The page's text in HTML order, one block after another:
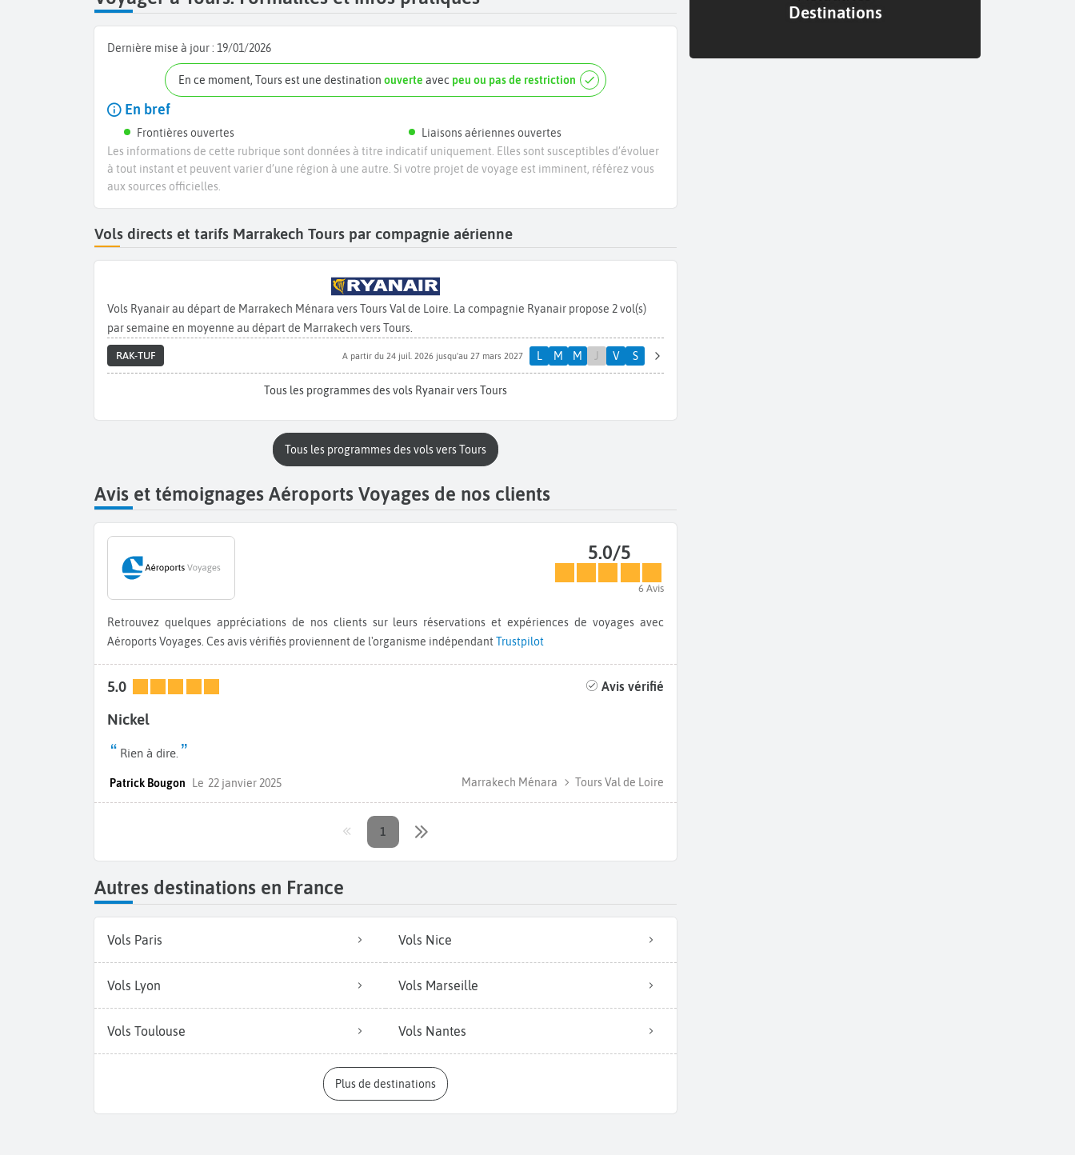
Dernière mise à jour : 19/01/2026
En ce moment, Tours est une destinationouverte avec peu ou pas de restriction
En bref
Frontières ouvertes
Liaisons aériennes ouvertes
Les informations de cette rubrique sont données à titre indicatif uniquement. Elles sont susceptibles d’évoluer
à tout instant et peuvent varier d’une région à une autre. Si votre projet de voyage est imminent, référez vous
aux sources officielles.
Vols directs et tarifs Marrakech Tours par compagnie aérienne
Vols Ryanair au départ de Marrakech Ménara vers Tours Val de Loire. La compagnie Ryanair propose 2 vol(s)
par semaine en moyenne au départ de Marrakech vers Tours.
RAK-TUF A partir du 24 juil. 2026 jusqu'au 27 mars 2027 L M M V S
Tous les programmes des vols Ryanair vers Tours
Tous les programmes des vols vers Tours
Avis et témoignages Aéroports Voyages de nos clients
5.0/5
6 Avis
Retrouvez quelques appréciations de nos clients sur leurs réservations et expériences de voyages avec
Aéroports Voyages. Ces avis vérifiés proviennent de l'organisme indépendantTrustpilot
5.0 Avis vérifié
Nickel
Rien à dire.
Patrick Bougon Le 22 janvier 2025 Marrakech Ménara Tours Val de Loire
1
Autres destinations en France
Vols Paris Vols Nice
Vols Lyon Vols Marseille
Vols Toulouse Vols Nantes
Plus de destinations
Destinations